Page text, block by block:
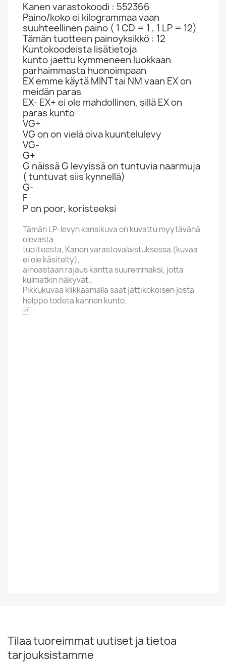
Kanen varastokoodi : 552366
Paino/koko ei kilogrammaa vaan
suuhteellinen paino ( 1 CD = 1 , 1 LP = 12)
Tämän tuotteen painoyksikkö : 12
Kuntokoodeista lisätietoja
kunto jaettu kymmeneen luokkaan
parhaimmasta huonoimpaan
EX emme käytä MINT tai NM vaan EX on
meidän paras
EX- EX+ ei ole mahdollinen, sillä EX on
paras kunto
VG+
VG on on vielä oiva kuuntelulevy
VG-
G+
G näissä G levyissä on tuntuvia naarmuja
( tuntuvat siis kynnellä)
G-
F
P on poor, koristeeksi
Tämän LP-levyn kansikuva on kuvattu myytävänä
olevasta
tuotteesta, Kanen varastovalaistuksessa (kuvaa
ei ole käsitelty),
ainoastaan rajaus kantta suuremmaksi, jotta
kulmatkin näkyvät..
Pikkukuvaa klikkaamalla saat jättikokoisen josta
helppo todeta kannen kunto.
Tilaa tuoreimmat uutiset ja tietoa
tarjouksistamme